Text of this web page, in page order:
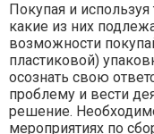
Покупая и
какие из них
возможности
пластиковой)
осознать свою
проблему и вести
решение.
мероприятиях по